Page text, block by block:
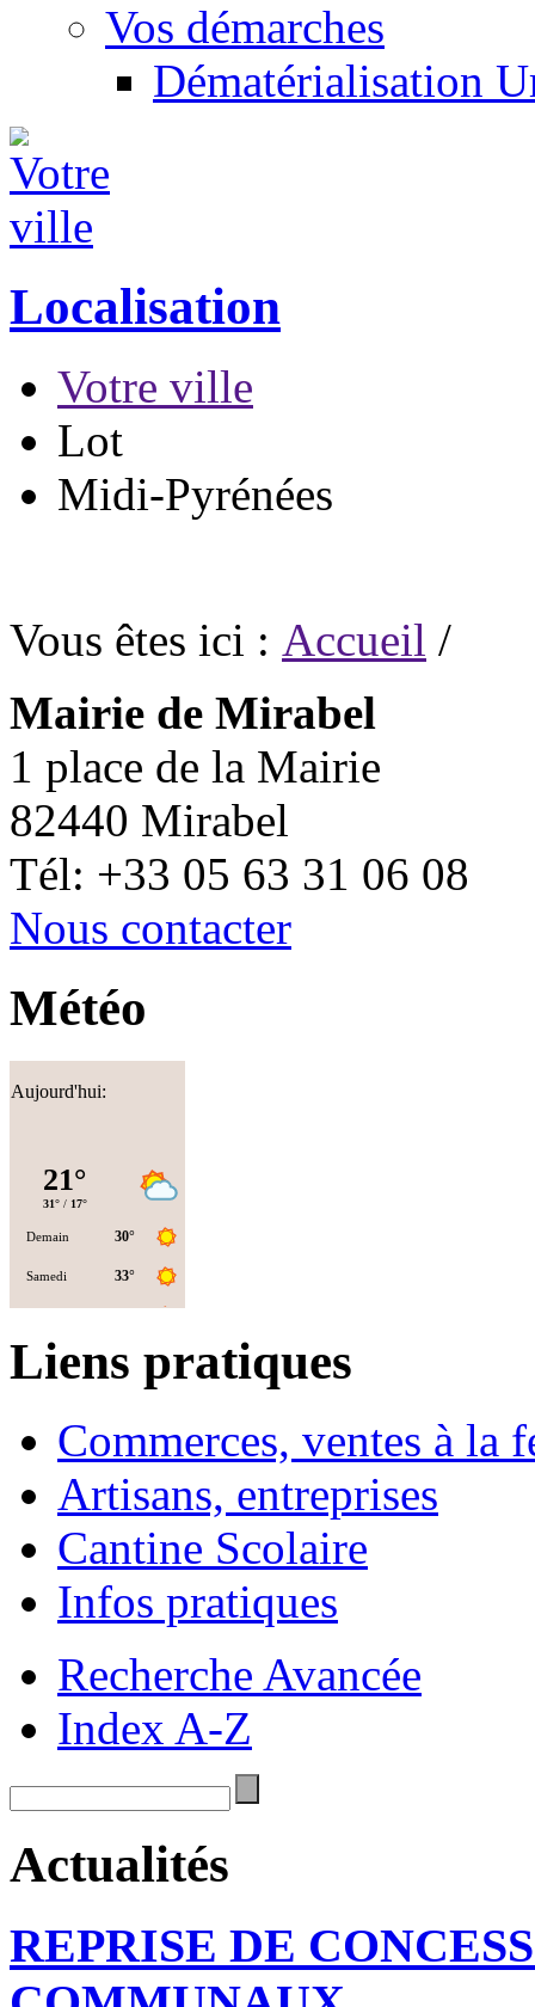
Vos démarches
Dématérialisation
Localisation
Votre ville
Lot
Midi-Pyrénées
Vous êtes ici : Accueil /
Mairie de Mirabel
1 place de la Mairie
82440 Mirabel
Tél: +33 05 63 31 06 08
Nous contacter
Météo
Aujourd'hui:
Liens pratiques
Commerces, ventes à la
Artisans, entreprises
Cantine Scolaire
Infos pratiques
Recherche Avancée
Index A-Z
Actualités
REPRISE DE